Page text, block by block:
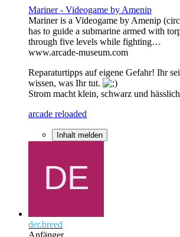
Mariner - Videogame by Amenip
Mariner is a Videogame by Amenip
has to guide a submarine armed with
through five levels while fighting…
www.arcade-museum.com
Reparaturtipps auf eigene Gefahr! Ihr
wissen, was Ihr tut.
Strom macht klein, schwarz und
arcade reloaded
Inhalt melden
der.breed
Anfänger